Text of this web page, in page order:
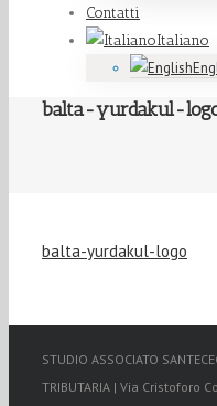
Contatti
Italiano
balta-yurdakul-
balta-yurdakul-logo
STUDIO ASSOCIATO
TRIBUTARIA | Via Cristoforo